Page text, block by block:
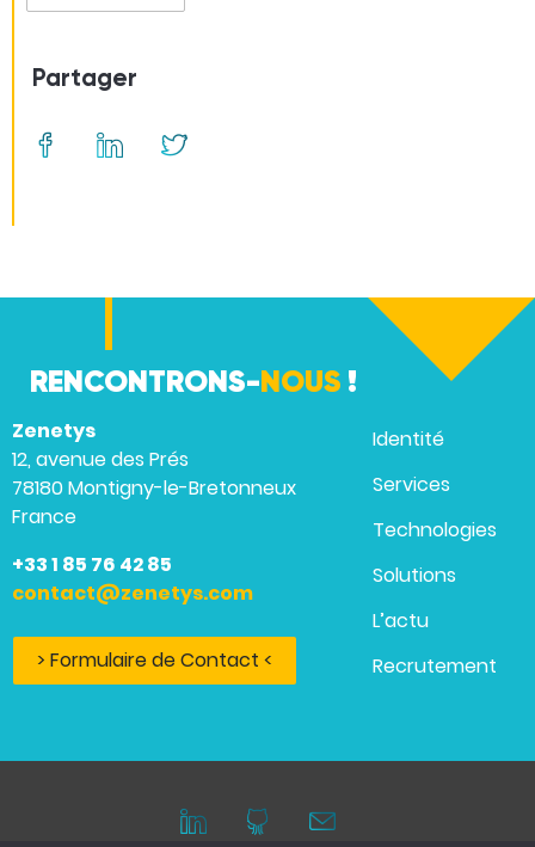
Partager
RENCONTRONS-NOUS !
Zenetys
12, avenue des Prés
78180 Montigny-le-Bretonneux
France
+33 1 85 76 42 85
contact@zenetys.com
> Formulaire de Contact <
Identité
Services
Technologies
Solutions
L’actu
Recrutement